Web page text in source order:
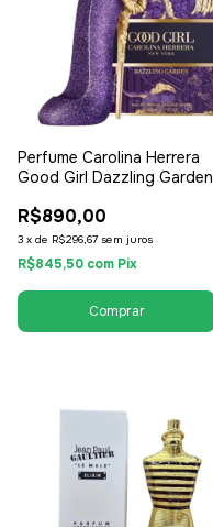
Perfume Carolina Herrera
Good Girl Dazzling Garden
Feminino
R$890,00
3 x de R$296,67 sem juros
R$845,50 com Pix